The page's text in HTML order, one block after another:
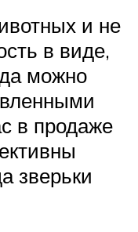
и не
в виде,
можно
в продаже
зверьки